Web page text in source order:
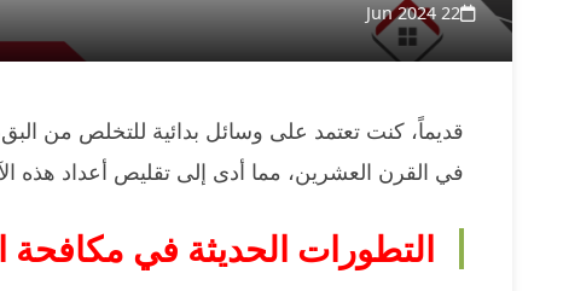
22 Jun 2024
قديماً، كنت تعتمد على وسائل بدائية للتخلص من البق،
في القرن العشرين، مما أدى إلى تقليص أعداد هذه
التطورات الحديثة في مكافحة